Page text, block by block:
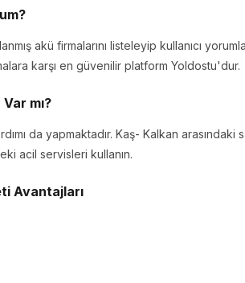
akü firmalarını listeleyip kullanıcı
karşı en güvenilir platform Yoldostu'dur.
mı?
da yapmaktadır. Kaş- Kalkan
acil servisleri kullanın.
Avantajları